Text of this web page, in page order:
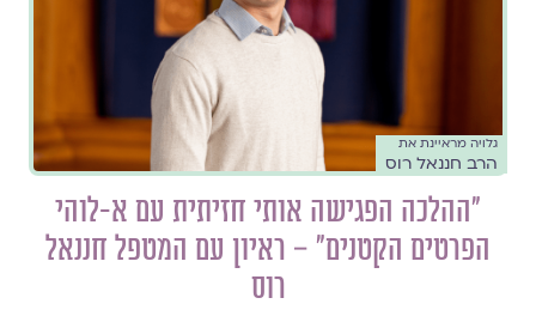
גלויה מראיינת את
הרב חננאל רוס
״ההלכה הפגישה אותי חזיתית עם א-לוהי
הפרטים הקטנים״ – ראיון עם המטפל חננאל
רוס